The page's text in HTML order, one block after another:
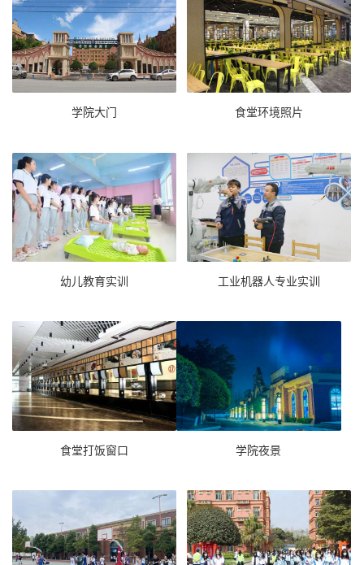
学院大门 食堂环境照片
幼儿教育实训 工业机器人专业实训
食堂打饭窗口 学院夜景